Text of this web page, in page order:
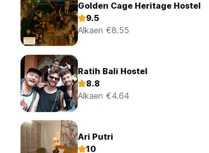
Golden Cage Heritage Hostel
9.5
Alkaen €8.55
Ratih Bali Hostel
8.8
Alkaen €4.64
Ari Putri
10